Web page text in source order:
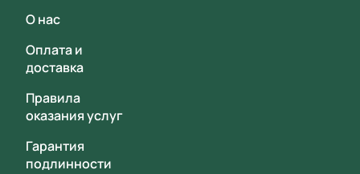
О нас
Оплата и
доставка
Правила
оказания услуг
Гарантия
подлинности